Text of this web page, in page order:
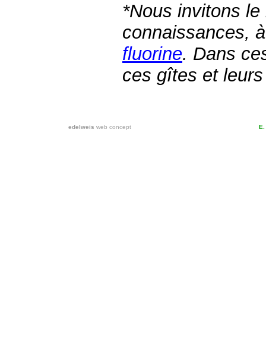
*Nous invitons
connaissances,
fluorine. Dans
ces gîtes et
edelweis web concept E.